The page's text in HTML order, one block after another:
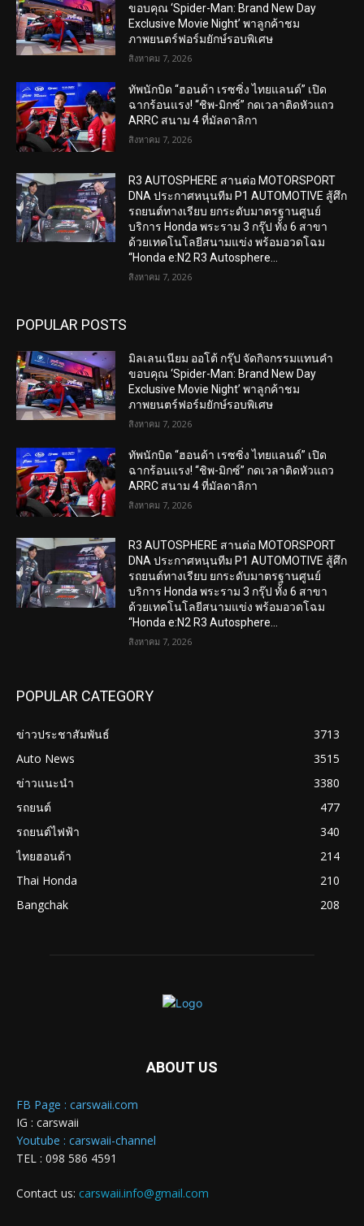
ขอบคุณ ‘Spider-Man: Brand New Day
Exclusive Movie Night’ พาลูกค้าชม
ภาพยนตร์ฟอร์มยักษ์รอบพิเศษ
สิงหาคม 7, 2026
ทัพนักบิด “ฮอนด้า เรซซิ่ง ไทยแลนด์” เปิด
ฉากร้อนแรง! “ชิพ-มิกซ์” กดเวลาติดหัวแถว
ARRC สนาม 4 ที่มัลดาลิกา
สิงหาคม 7, 2026
R3 AUTOSPHERE สานต่อ MOTORSPORT
DNA ประกาศหนุนทีม P1 AUTOMOTIVE สู้ศึก
รถยนต์ทางเรียบ ยกระดับมาตรฐานศูนย์
บริการ Honda พระราม 3 กรุ๊ป ทั้ง 6 สาขา
ด้วยเทคโนโลยีสนามแข่ง พร้อมอวดโฉม
“Honda e:N2 R3 Autosphere...
สิงหาคม 7, 2026
POPULAR POSTS
มิลเลนเนียม ออโต้ กรุ๊ป จัดกิจกรรมแทนคำ
ขอบคุณ ‘Spider-Man: Brand New Day
Exclusive Movie Night’ พาลูกค้าชม
ภาพยนตร์ฟอร์มยักษ์รอบพิเศษ
สิงหาคม 7, 2026
ทัพนักบิด “ฮอนด้า เรซซิ่ง ไทยแลนด์” เปิด
ฉากร้อนแรง! “ชิพ-มิกซ์” กดเวลาติดหัวแถว
ARRC สนาม 4 ที่มัลดาลิกา
สิงหาคม 7, 2026
R3 AUTOSPHERE สานต่อ MOTORSPORT
DNA ประกาศหนุนทีม P1 AUTOMOTIVE สู้ศึก
รถยนต์ทางเรียบ ยกระดับมาตรฐานศูนย์
บริการ Honda พระราม 3 กรุ๊ป ทั้ง 6 สาขา
ด้วยเทคโนโลยีสนามแข่ง พร้อมอวดโฉม
“Honda e:N2 R3 Autosphere...
สิงหาคม 7, 2026
POPULAR CATEGORY
ข่าวประชาสัมพันธ์
3713
Auto News
3515
ข่าวแนะนำ
3380
รถยนต์
477
รถยนต์ไฟฟ้า
340
ไทยฮอนด้า
214
Thai Honda
210
Bangchak
208
ABOUT US
FB Page : carswaii.com
IG : carswaii
Youtube : carswaii-channel
TEL : 098 586 4591
Contact us: carswaii.info@gmail.com